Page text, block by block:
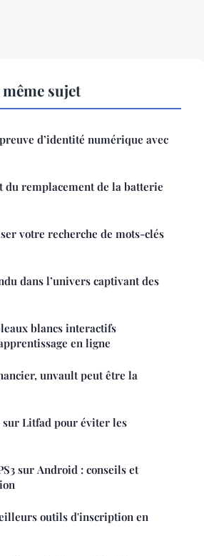
sujet
d’identité numérique avec
du remplacement de la batterie
votre recherche de mots-clés
dans l’univers captivant des
blancs interactifs
en ligne
unvault peut être la
sur Litfad pour éviter les
sur Android : conseils et
outils d'inscription en